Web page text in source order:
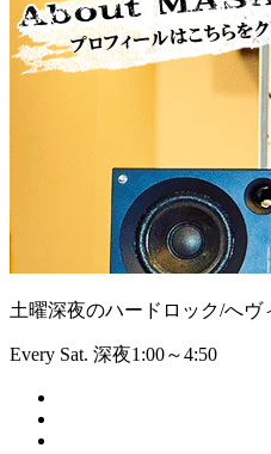
土曜深夜のハードロック/へヴ
Every Sat. 深夜1:00～4:50